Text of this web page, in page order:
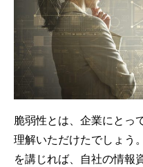
脆弱性とは、企業にとっ
理解いただけたでしょう
を講じれば、自社の情報